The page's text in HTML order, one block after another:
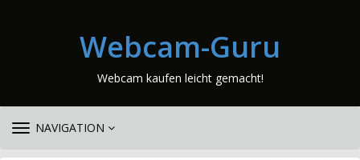
Webcam-Guru
Webcam kaufen leicht gemacht!
TOGGLE
NAVIGATION